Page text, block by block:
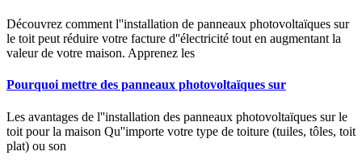
Découvrez comment l''installation de panneaux photovoltaïques sur
le toit peut réduire votre facture d''électricité tout en augmentant la
valeur de votre maison. Apprenez les
Pourquoi mettre des panneaux photovoltaïques sur
Les avantages de l''installation des panneaux photovoltaïques sur le
toit pour la maison Qu''importe votre type de toiture (tuiles, tôles, toit
plat) ou son